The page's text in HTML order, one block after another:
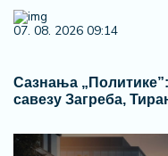
07. 08. 2026 09:14
Сазнања
савезу Загреба,